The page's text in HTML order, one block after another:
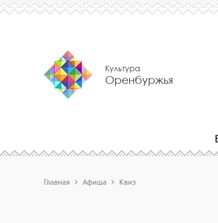
Культура
Оренбуржья
Главная Афиша Квиз